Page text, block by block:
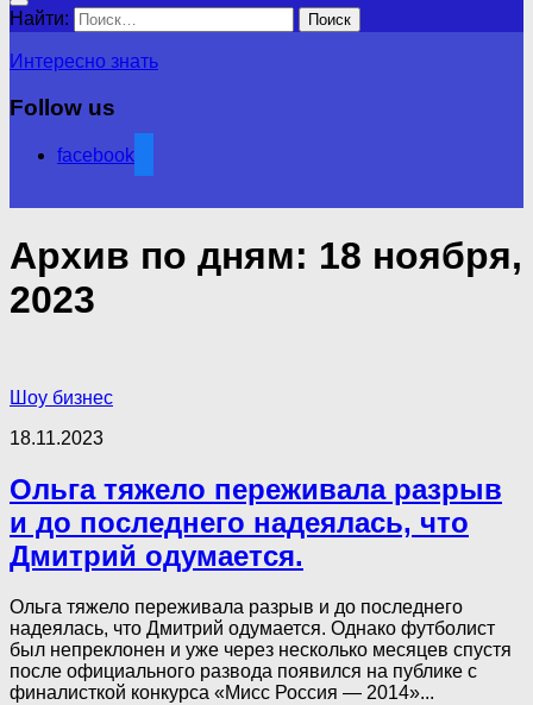
Найти:
Интересно знать
Follow us
facebook
Архив по дням: 18 ноября,
2023
Шоу бизнес
18.11.2023
Ольга тяжело переживала разрыв
и до последнего надеялась, что
Дмитрий одумается.
Ольга тяжело переживала разрыв и до последнего
надеялась, что Дмитрий одумается. Однако футболист
был непреклонен и уже через несколько месяцев спустя
после официального развода появился на публике с
финалисткой конкурса «Мисс Россия — 2014»...